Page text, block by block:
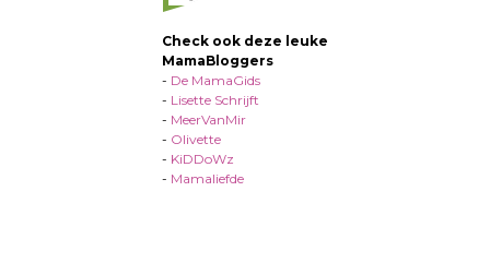
Check ook deze leuke
MamaBloggers
- De MamaGids
- Lisette Schrijft
- MeerVanMir
- Olivette
- KiDDoWz
- Mamaliefde